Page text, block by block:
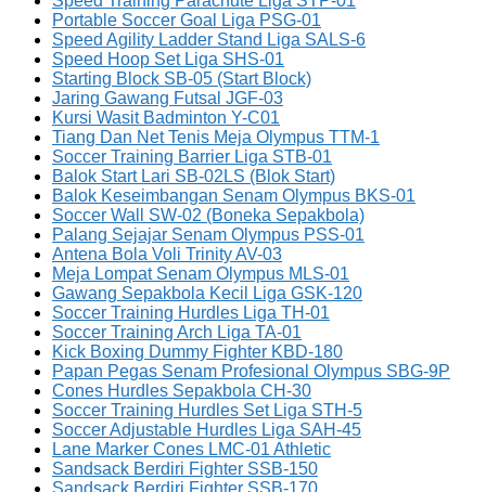
Portable Soccer Goal Liga PSG-01
Speed Agility Ladder Stand Liga SALS-6
Speed Hoop Set Liga SHS-01
Starting Block SB-05 (Start Block)
Jaring Gawang Futsal JGF-03
Kursi Wasit Badminton Y-C01
Tiang Dan Net Tenis Meja Olympus TTM-1
Soccer Training Barrier Liga STB-01
Balok Start Lari SB-02LS (Blok Start)
Balok Keseimbangan Senam Olympus BKS-01
Soccer Wall SW-02 (Boneka Sepakbola)
Palang Sejajar Senam Olympus PSS-01
Antena Bola Voli Trinity AV-03
Meja Lompat Senam Olympus MLS-01
Gawang Sepakbola Kecil Liga GSK-120
Soccer Training Hurdles Liga TH-01
Soccer Training Arch Liga TA-01
Kick Boxing Dummy Fighter KBD-180
Papan Pegas Senam Profesional Olympus SBG-9P
Cones Hurdles Sepakbola CH-30
Soccer Training Hurdles Set Liga STH-5
Soccer Adjustable Hurdles Liga SAH-45
Lane Marker Cones LMC-01 Athletic
Sandsack Berdiri Fighter SSB-150
Sandsack Berdiri Fighter SSB-170